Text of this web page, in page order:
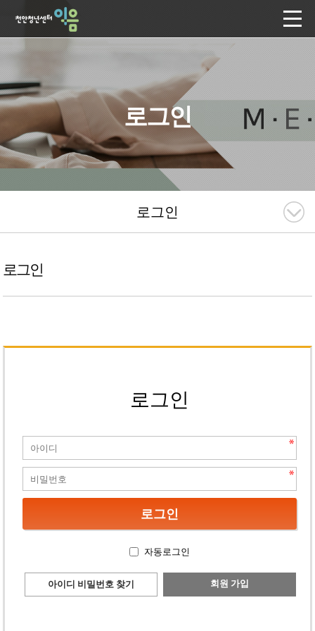
로그인
로그인
로그인
로그인
자동로그인
아이디 비밀번호 찾기 회원 가입